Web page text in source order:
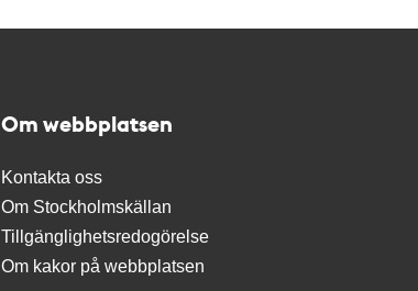
Om webbplatsen
Kontakta oss
Om Stockholmskällan
Tillgänglighetsredogörelse
Om kakor på webbplatsen